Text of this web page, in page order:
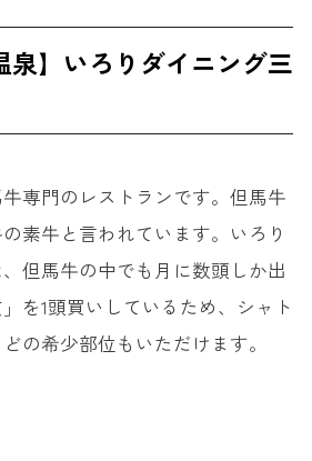
泉】いろりダイニング三
専門のレストランです。但馬牛
素牛と言われています。いろり
但馬牛の中でも月に数頭しか出
を1頭買いしているため、シャト
の希少部位もいただけます。